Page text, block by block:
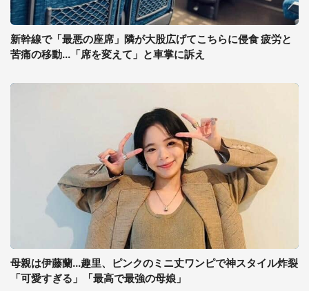
新幹線で「最悪の座席」隣が大股広げてこちらに侵食 疲労と
苦痛の移動...「席を変えて」と車掌に訴え
母親は伊藤蘭...趣里、ピンクのミニ丈ワンピで神スタイル炸裂
「可愛すぎる」「最高で最強の母娘」